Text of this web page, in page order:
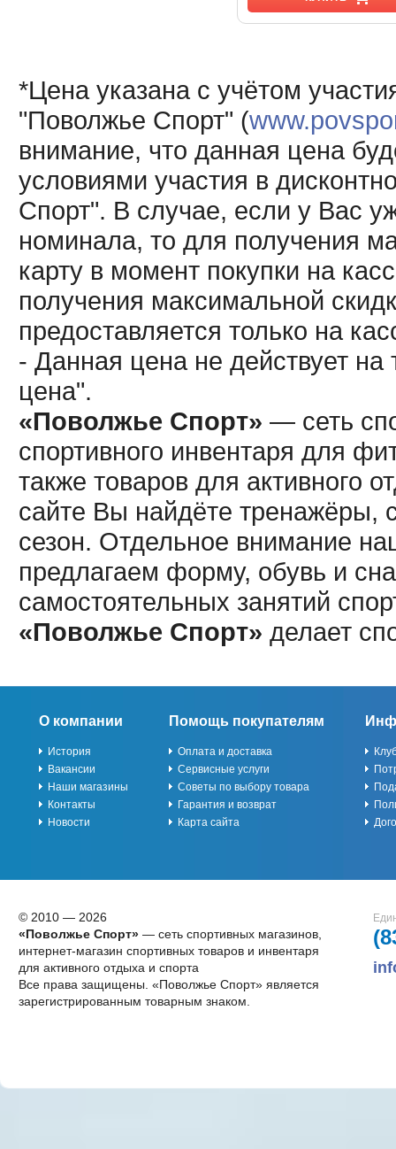
*Цена указана с учётом
"Поволжье Спорт" (
внимание, что данная цена
условиями участия в
Спорт". В случае, если у Вас
номинала, то для получения
карту в момент покупки на
получения максимальной
предоставляется только на
- Данная цена не действует
цена".
«Поволжье Спорт» — сеть
спортивного инвентаря для
также товаров для активного
сайте Вы найдёте тренажёры,
сезон. Отдельное внимание
предлагаем форму, обувь и
самостоятельных занятий
«Поволжье Спорт» делает
О компании
История
Вакансии
Наши магазины
Контакты
Новости
Помощь покупателям
Оплата и доставка
Сервисные услуги
Советы по выбору товара
Гарантия и возврат
Карта сайта
© 2010 — 2026
«Поволжье Спорт»— сеть спортивных магазинов,
интернет-магазин спортивных товаров и инвентаря
для активного отдыха и спорта
Все права защищены. «Поволжье Спорт» является
зарегистрированным товарным знаком.